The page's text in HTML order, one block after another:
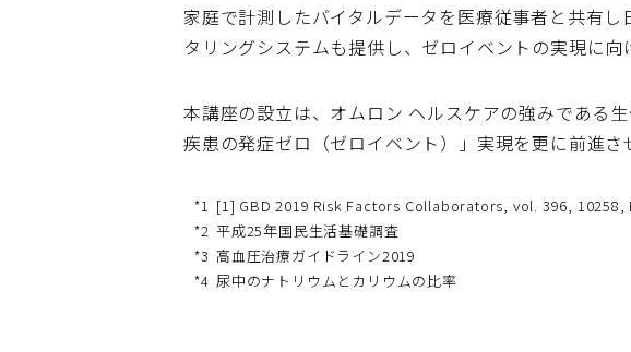
家庭で計測したバイタルデータを医療従事者と共有
タリングシステムも提供し、ゼロイベントの実現に向
本講座の設立は、オムロン ヘルスケアの強みである
疾患の発症ゼロ（ゼロイベント）」実現を更に前進さ
*1 [1] GBD 2019 Risk Factors Collaborators, vol. 396,
*2 平成25年国民生活基礎調査
*3 高血圧治療ガイドライン2019
*4 尿中のナトリウムとカリウムの比率